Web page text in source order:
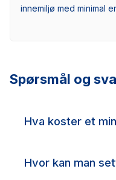
innemiljø med minimal
Spørsmål og
Hva koster et
Hvor kan man